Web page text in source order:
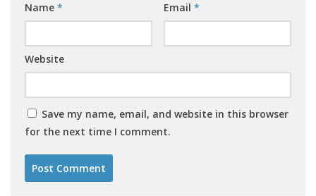
Name * Email *
Website
Save my name, email, and website in this browser
for the next time I comment.